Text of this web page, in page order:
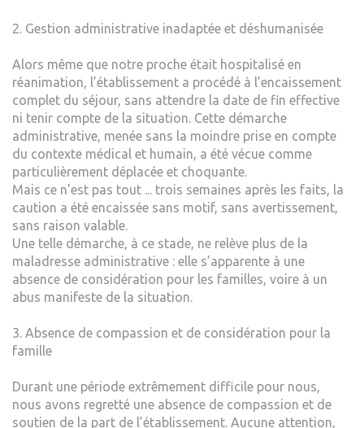
2. Gestion administrative inadaptée et déshumanisée
Alors même que notre proche était hospitalisé en
réanimation, l’établissement a procédé à l’encaissement
complet du séjour, sans attendre la date de fin effective
ni tenir compte de la situation. Cette démarche
administrative, menée sans la moindre prise en compte
du contexte médical et humain, a été vécue comme
particulièrement déplacée et choquante.
Mais ce n'est pas tout ... trois semaines après les faits, la
caution a été encaissée sans motif, sans avertissement,
sans raison valable.
Une telle démarche, à ce stade, ne relève plus de la
maladresse administrative : elle s’apparente à une
absence de considération pour les familles, voire à un
abus manifeste de la situation.
3. Absence de compassion et de considération pour la
famille
Durant une période extrêmement difficile pour nous,
nous avons regretté une absence de compassion et de
soutien de la part de l’établissement. Aucune attention,